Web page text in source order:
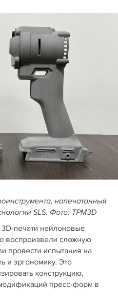
напечатанный
SLS. Фото: TPM3D
печати нейлоновые
воспроизвели сложную
провести испытания на
и эргономику. Это
конструкцию,
пресс-форм в